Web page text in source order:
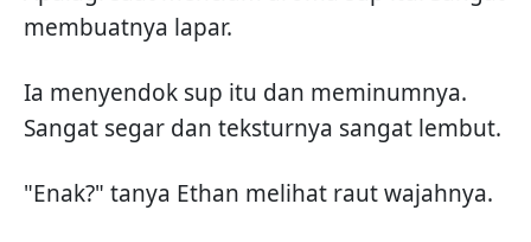
membuatnya lapar.
Ia menyendok sup itu dan meminumnya.
Sangat segar dan teksturnya sangat lembut.
"Enak?" tanya Ethan melihat raut wajahnya.